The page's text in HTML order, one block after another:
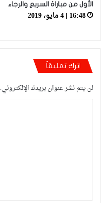
الأول من مباراة السريع والرجاء
16:48 | 4 مايو، 2019
اترك تعليقاً
لن يتم نشر عنوان بريدك الإلكتروني.